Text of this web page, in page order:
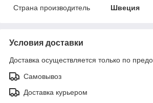
Страна производитель
Швеция
Условия доставки
Доставка осуществляется только по
Самовывоз
Доставка курьером